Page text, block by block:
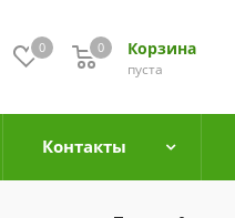
0 Корзина
0
пуста
0
Контакты